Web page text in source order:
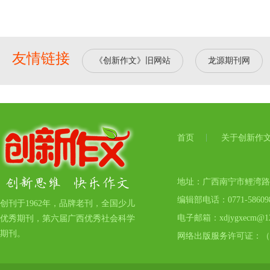
友情链接 《创新作文》旧网站 龙源期刊网
创刊于1962年，品牌老刊，全国少儿
优秀期刊，第六届广西优秀社会科学
期刊。
首页 关于创新作
地址：广西南宁市鲤湾
编辑部电话：0771-
电子邮箱：
网络出版服务许可证：